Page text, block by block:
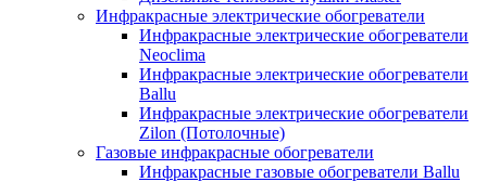
Инфракрасные электрические обогреватели
Инфракрасные электрические обогреватели
Neoclima
Инфракрасные электрические обогреватели
Ballu
Инфракрасные электрические обогреватели
Zilon (Потолочные)
Газовые инфракрасные обогреватели
Инфракрасные газовые обогреватели Ballu